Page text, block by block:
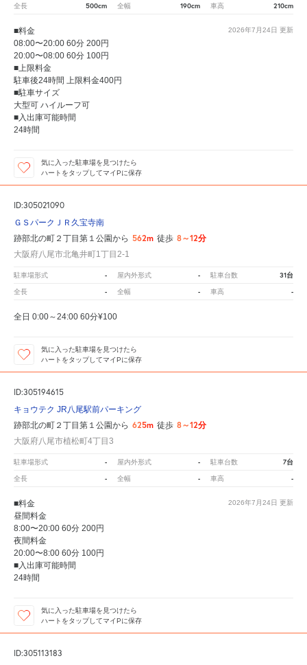
全長 500cm 全幅 190cm 車高 210cm
2026年7月24日 更新
■料金
08:00〜20:00 60分 200円
20:00〜08:00 60分 100円
■上限料金
駐車後24時間 上限料金400円
■駐車サイズ
大型可 ハイルーフ可
■入出庫可能時間
24時間
気に入った駐車場を見つけたら
ハートをタップしてマイPに保存
ID:305021090
ＧＳパークＪＲ久宝寺南
跡部北の町２丁目第１公園から 562m 徒歩 8～12分
大阪府八尾市北亀井町1丁目2-1
駐車場形式 - 屋内外形式 - 駐車台数 31台
全長 - 全幅 - 車高 -
全日 0:00～24:00 60分¥100
気に入った駐車場を見つけたら
ハートをタップしてマイPに保存
ID:305194615
キョウテク JR八尾駅前パーキング
跡部北の町２丁目第１公園から 625m 徒歩 8～12分
大阪府八尾市植松町4丁目3
駐車場形式 - 屋内外形式 - 駐車台数 7台
全長 - 全幅 - 車高 -
2026年7月24日 更新
■料金
昼間料金
8:00〜20:00 60分 200円
夜間料金
20:00〜8:00 60分 100円
■入出庫可能時間
24時間
気に入った駐車場を見つけたら
ハートをタップしてマイPに保存
ID:305113183